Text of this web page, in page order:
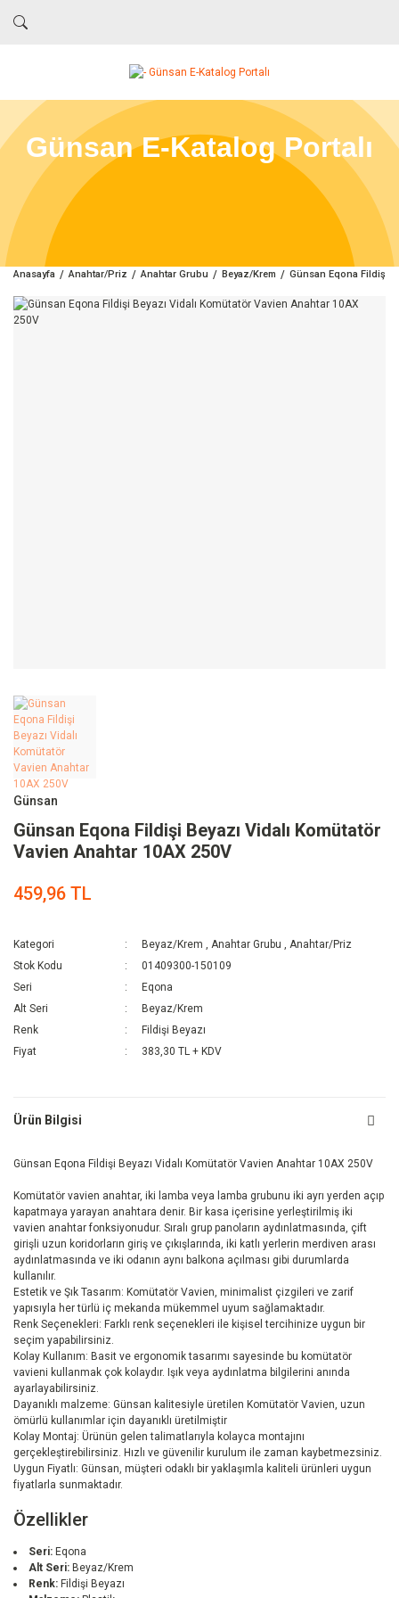
Günsan E-Katalog Portalı
Anasayfa Anahtar/Priz Anahtar Grubu Beyaz/Krem Günsan Eqona Fildişi
Günsan
Günsan Eqona Fildişi Beyazı Vidalı Komütatör
Vavien Anahtar 10AX 250V
459,96 TL
Kategori Beyaz/Krem ,Anahtar Grubu ,Anahtar/Priz
Stok Kodu
01409300-150109
Seri
Eqona
Alt Seri
Beyaz/Krem
Renk
Fildişi Beyazı
Fiyat
383,30 TL + KDV
Ürün Bilgisi
Günsan Eqona Fildişi Beyazı Vidalı Komütatör Vavien Anahtar 10AX 250V
Komütatör vavien anahtar, iki lamba veya lamba grubunu iki ayrı yerden açıp
kapatmaya yarayan anahtara denir. Bir kasa içerisine yerleştirilmiş iki
vavien anahtar fonksiyonudur. Sıralı grup panoların aydınlatmasında, çift
girişli uzun koridorların giriş ve çıkışlarında, iki katlı yerlerin merdiven arası
aydınlatmasında ve iki odanın aynı balkona açılması gibi durumlarda
kullanılır.
Estetik ve Şık Tasarım: Komütatör Vavien, minimalist çizgileri ve zarif
yapısıyla her türlü iç mekanda mükemmel uyum sağlamaktadır.
Renk Seçenekleri: Farklı renk seçenekleri ile kişisel tercihinize uygun bir
seçim yapabilirsiniz.
Kolay Kullanım: Basit ve ergonomik tasarımı sayesinde bu komütatör
vavieni kullanmak çok kolaydır. Işık veya aydınlatma bilgilerini anında
ayarlayabilirsiniz.
Dayanıklı malzeme: Günsan kalitesiyle üretilen Komütatör Vavien, uzun
ömürlü kullanımlar için dayanıklı üretilmiştir
Kolay Montaj: Ürünün gelen talimatlarıyla kolayca montajını
gerçekleştirebilirsiniz. Hızlı ve güvenilir kurulum ile zaman kaybetmezsiniz.
Uygun Fiyatlı: Günsan, müşteri odaklı bir yaklaşımla kaliteli ürünleri uygun
fiyatlarla sunmaktadır.
Özellikler
Seri: Eqona
Alt Seri: Beyaz/Krem
Renk: Fildişi Beyazı